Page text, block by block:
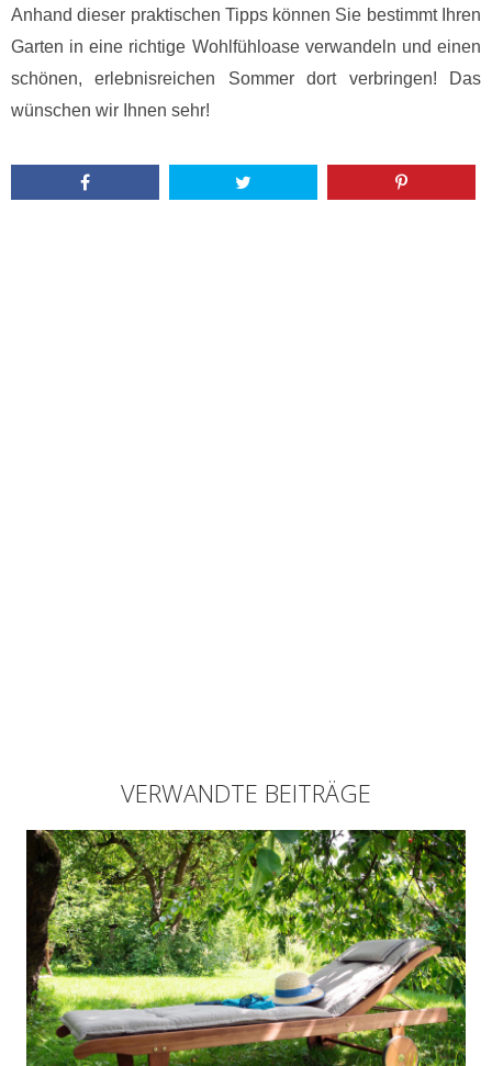
Anhand dieser praktischen Tipps können Sie bestimmt Ihren
Garten in eine richtige Wohlfühloase verwandeln und einen
schönen, erlebnisreichen Sommer dort verbringen! Das
wünschen wir Ihnen sehr!
VERWANDTE BEITRÄGE